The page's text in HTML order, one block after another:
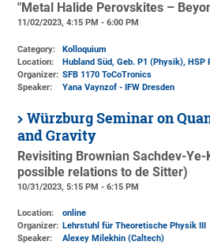
"Metal Halide Perovskites –
11/02/2023, 4:15 PM - 6:00 PM
Category:
Kolloquium
Location:
Hubland Süd, Geb. P1 (Physik), HSP
Organizer: SFB 1170 ToCoTronics
Speaker:
Yana Vaynzof - IFW Dresden
Würzburg Seminar on
and Gravity
Revisiting Brownian Sachdev-
possible relations to de Sitter)
10/31/2023, 5:15 PM - 6:15 PM
Location:
online
Organizer: Lehrstuhl für Theoretische Physik III
Speaker:
Alexey Milekhin (Caltech)